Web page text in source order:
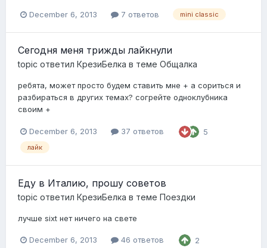
December 6, 2013 7 ответов mini classic
Сегодня меня трижды лайкнули
topic ответил КрезиБелка в теме Общалка
ребята, может просто будем ставить мне + а сориться и
разбираться в других темах? согрейте одноклубника
своим +
December 6, 2013 37 ответов 5
лайк
Еду в Италию, прошу советов
topic ответил КрезиБелка в теме Поездки
лучше sixt нет ничего на свете
December 6, 2013 46 ответов 2